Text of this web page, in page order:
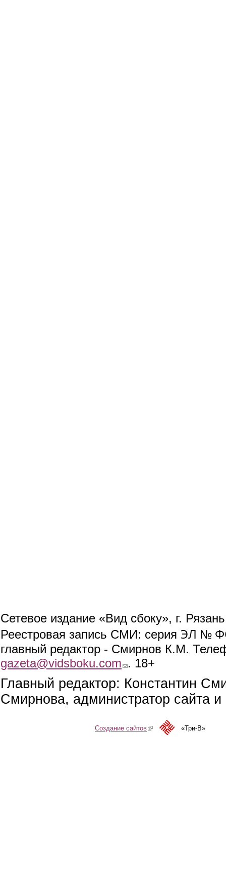
Сетевое издание «Вид сбоку», г.
Реестровая запись СМИ: серия ЭЛ №
главный редактор - Смирнов К.М.
gazeta@vidsboku.com (link sends e-mail)
. 18+
Главный редактор: Константин
Смирнова, администратор сайта
Создание сайтов(link is external)«Три-В»